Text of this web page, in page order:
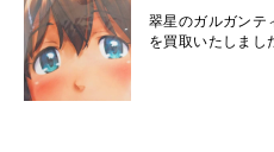
翠星のガルガンテ
を買取いたしまし